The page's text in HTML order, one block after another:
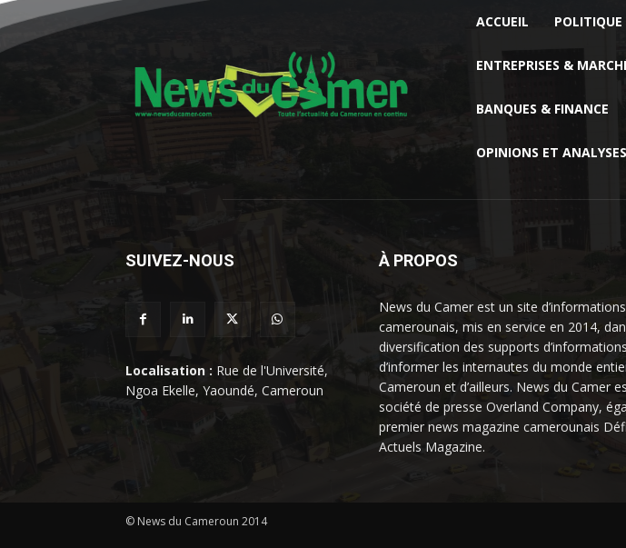
ACCUEIL POLITIQUE
ENTREPRISES &
BANQUES & FINANCE
OPINIONS ET ANALYSES
SUIVEZ-NOUS
Localisation : Rue de l'Université,
Ngoa Ekelle, Yaoundé, Cameroun
À PROPOS
News du Camer est un site
camerounais, mis en service en 2014,
diversification des supports
d’informer les internautes du monde
Cameroun et d’ailleurs. News du Camer
société de presse Overland Company,
premier news magazine camerounais
Actuels Magazine.
© News du Cameroun 2014